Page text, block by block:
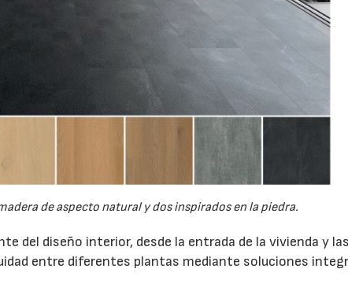
de aspecto natural y dos inspirados en la piedra.
del diseño interior, desde la entrada de la vivienda y
entre diferentes plantas mediante soluciones